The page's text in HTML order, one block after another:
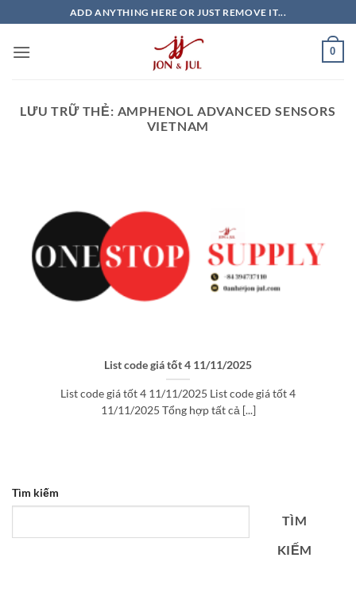
qua
nội
ADD ANYTHING HERE OR JUST REMOVE IT...
0
LƯU TRỮ THẺ: AMPHENOL ADVANCED SENSORS
VIETNAM
List code giá tốt 4 11/11/2025
List code giá tốt 4 11/11/2025 List code giá tốt 4
11/11/2025 Tổng hợp tất cả [...]
Tìm kiếm
TÌM
KIẾM